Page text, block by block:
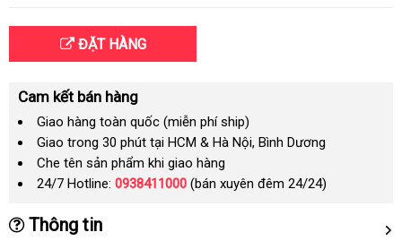
ĐẶT HÀNG
Cam kết bán hàng
Giao hàng toàn quốc (miễn phí ship)
Giao trong 30 phút tại HCM & Hà Nội, Bình Dương
Che tên sản phẩm khi giao hàng
24/7 Hotline: 0938411000 (bán xuyên đêm 24/24)
Thông tin